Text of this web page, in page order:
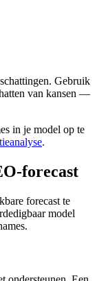
Gebruik
van kansen —
in je model op te
.
forecast
forecast te
model